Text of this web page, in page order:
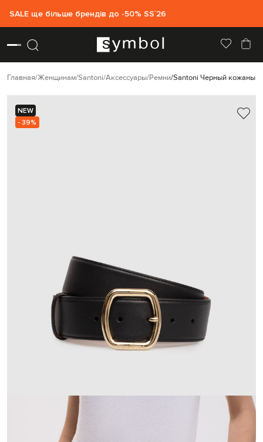
SALE ще більше брендів до -50% SS`26
Главная Женщинам Santoni Аксессуары Ремни Santoni Черный кожаный
NEW
- 39%